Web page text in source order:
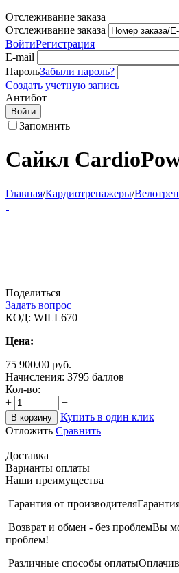
Отслеживание заказа
Отслеживание заказа
ВойтиРегистрация
E-mail
ПарольЗабыли пароль?
Создать учетную запись
Антибот
Войти
Запомнить
Сайкл
Главная/Кардиотренажеры/
Поделиться
Задать вопрос
КОД: WILL670
Цена:
75 900.00 руб.
Начисления: 3795 баллов
Кол-во:
+
−
В корзину
Купить в один клик
Отложить Сравнить
Доставка
Варианты оплаты
Наши преимущества
Гарантия от производителя
Возврат и обмен - без проблемВы
проблем!
Различные способы оплаты